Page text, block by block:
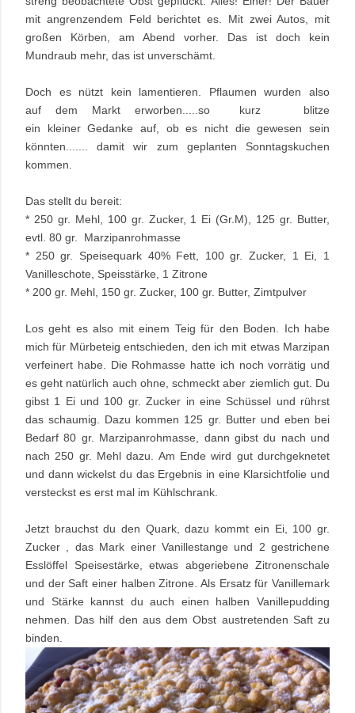
mit angrenzendem Feld berichtet es. Mit zwei Autos, mit
großen Körben, am Abend vorher. Das ist doch kein
Mundraub mehr, das ist unverschämt.
Doch es nützt kein lamentieren. Pflaumen wurden also
auf dem Markt erworben.....so kurz blitze
ein kleiner Gedankeauf, ob es nicht die gewesen sein
könnten....... damit wir zum geplanten Sonntagskuchen
kommen.
Das stellt du bereit:
* 250 gr. Mehl, 100 gr. Zucker, 1 Ei (Gr.M), 125 gr. Butter,
evtl. 80 gr. Marzipanrohmasse
* 250 gr. Speisequark 40% Fett, 100 gr. Zucker, 1 Ei, 1
Vanilleschote, Speisstärke, 1 Zitrone
* 200 gr. Mehl, 150 gr. Zucker, 100 gr. Butter, Zimtpulver
Los geht es also mit einem Teig für den Boden. Ich habe
mich für Mürbeteig entschieden, den ich mit etwas Marzipan
verfeinert habe. Die Rohmasse hatte ich noch vorrätig und
es geht natürlich auch ohne, schmeckt aber ziemlich gut. Du
gibst 1 Ei und 100 gr. Zucker in eine Schüssel und rührst
das schaumig. Dazu kommen 125 gr. Butter und eben bei
Bedarf 80 gr. Marzipanrohmasse, dann gibst du nach und
nach 250 gr. Mehl dazu. Am Ende wird gut durchgeknetet
und dann wickelst du das Ergebnis in eine Klarsichtfolie und
versteckst es erst mal im Kühlschrank.
Jetzt brauchst du den Quark, dazu kommt ein Ei, 100 gr.
Zucker , das Mark einer Vanillestange und 2 gestrichene
Esslöffel Speisestärke, etwas abgeriebene Zitronenschale
und der Saft einer halben Zitrone. Als Ersatz für Vanillemark
und Stärke kannst du auch einen halben Vanillepudding
nehmen. Das hilf den aus dem Obst austretenden Saft zu
binden.